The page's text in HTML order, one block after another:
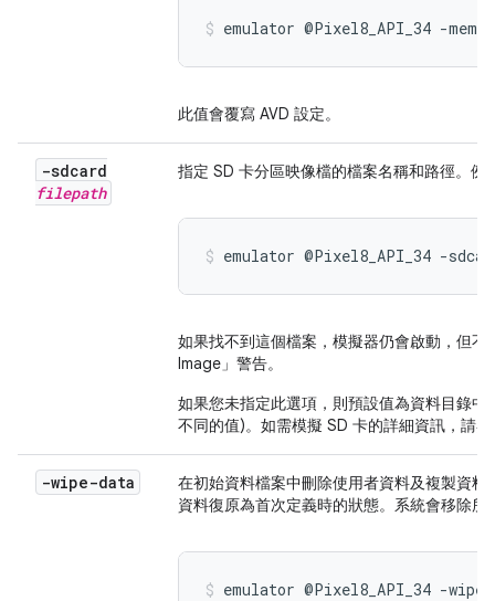
emulator @Pixel8_API_34 -
此值會覆寫 AVD 設定。
-sdcard
filepath
指定 SD 卡分區映像檔的檔案名稱和路徑。例
emulator @Pixel8_API_34 -
如果找不到這個檔案，模擬器仍會啟動，但
Image」 警告。
如果您未指定此選項，則預設值為資料目錄中
不同的值)。如需模擬 SD 卡的詳細資訊，請
-wipe-data
在初始資料檔案中刪除使用者資料及複製資
資料復原為首次定義時的狀態。系統會移除
emulator @Pixel8_API_34 -